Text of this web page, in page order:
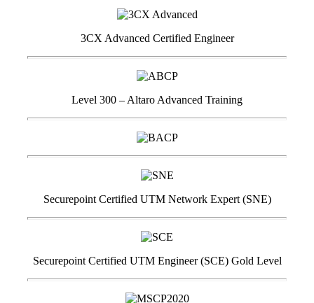
3CX Advanced Certified Engineer
Level 300 – Altaro Advanced Training
Securepoint Certified UTM Network Expert (SNE)
Securepoint Certified UTM Engineer (SCE) Gold Level